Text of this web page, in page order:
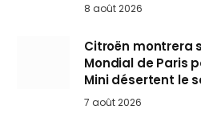
8 août 2026
Citroën montrera
Mondial de Paris
Mini désertent le
7 août 2026